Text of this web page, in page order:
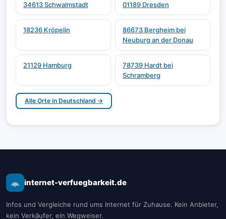
34613 Schwalmstadt 01189 Dresden
18236 Kröpelin
86673 Bergheim bei
Neuburg an der Donau
21129 Hamburg
78739 Hardt bei
Schramberg
Alle Orte in Deutschland →
internet-verfuegbarkeit.de
Infos und Vergleiche rund ums Internet für Zuhause. Kein Anbieter,
kein Verkäufer, ein Wegweiser.